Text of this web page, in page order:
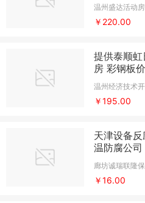
温州盛达活动
￥220.00
提供泰顺
房 彩钢板
温州经济技术
￥195.00
天津设备
温防腐公司
廊坊诚瑞联隆
￥16.00